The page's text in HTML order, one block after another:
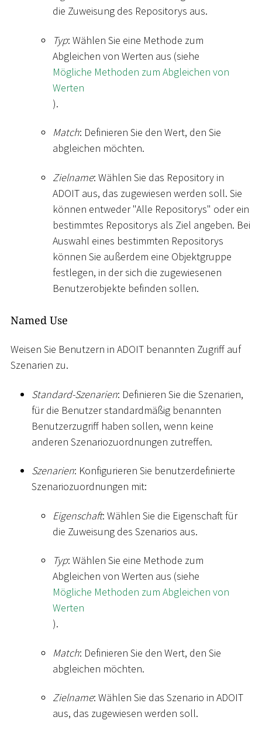
die Zuweisung des Repositorys aus.
Typ: Wählen Sie eine Methode zum
Abgleichen von Werten aus (siehe
Mögliche Methoden zum Abgleichen von
Werten
).
Match: Definieren Sie den Wert, den Sie
abgleichen möchten.
Zielname: Wählen Sie das Repository in
ADOIT aus, das zugewiesen werden soll. Sie
können entweder "Alle Repositorys" oder ein
bestimmtes Repositorys als Ziel angeben. Bei
Auswahl eines bestimmten Repositorys
können Sie außerdem eine Objektgruppe
festlegen, in der sich die zugewiesenen
Benutzerobjekte befinden sollen.
Named Use
Weisen Sie Benutzern in ADOIT benannten Zugriff auf
Szenarien zu.
Standard-Szenarien: Definieren Sie die Szenarien,
für die Benutzer standardmäßig benannten
Benutzerzugriff haben sollen, wenn keine
anderen Szenariozuordnungen zutreffen.
Szenarien: Konfigurieren Sie benutzerdefinierte
Szenariozuordnungen mit:
Eigenschaft: Wählen Sie die Eigenschaft für
die Zuweisung des Szenarios aus.
Typ: Wählen Sie eine Methode zum
Abgleichen von Werten aus (siehe
Mögliche Methoden zum Abgleichen von
Werten
).
Match: Definieren Sie den Wert, den Sie
abgleichen möchten.
Zielname: Wählen Sie das Szenario in ADOIT
aus, das zugewiesen werden soll.